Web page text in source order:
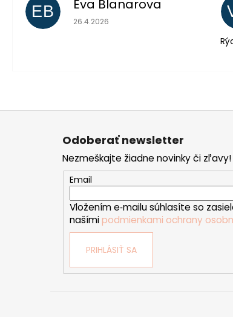
EB Eva Blanarova
Hodnotenie obchodu je 5 z 5
26.4.2026
Z
Odoberať newsletter
Nezmeškajte žiadne novinky či zľavy!
Email
Vložením e‑mailu súhlasíte so
našími podmienkami ochrany
PRIHLÁSIŤ SA